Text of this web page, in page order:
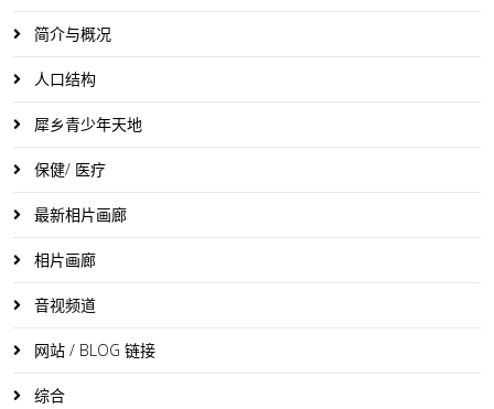
简介与概况
人口结构
犀乡青少年天地
保健/ 医疗
最新相片画廊
相片画廊
音视频道
网站 / BLOG 链接
综合